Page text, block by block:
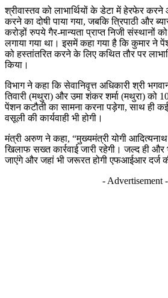
श्रीवास्तव को लाभार्थियों के डेटा में हेरफेर करने
करने का दोषी पाया गया, जबकि त्रिपाठी और
करोड़ों रुपये गैर-मान्यता प्राप्त निजी संस्थानों
लगाया गया था। इसमें कहा गया है कि कुमार ने
को हस्तांतरित करने के लिए कथित तौर पर
किया।
विभाग ने कहा कि सेवानिवृत्त अधिकारी श्री
तिवारी (मथुरा) और उमा शंकर शर्मा (मथुरा) को
पेंशन कटौती का सामना करना पड़ेगा, साथ ही
वसूली की कार्यवाही भी होगी।
मंत्री अरुण ने कहा, “मुख्यमंत्री योगी
खिलाफ सख्त कार्रवाई जारी रहेगी। जल्द ही
जाएंगे और जहां भी जरूरत होगी एफआईआर दर्ज
- Advertisement -